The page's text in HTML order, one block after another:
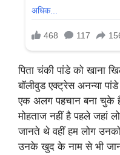
पिता चंकी पांडे को खाना
बॉलीवुड एक्ट्रेस अनन्या
एक अलग पहचान बना चुके
मोहताज नहीं है पहले जहां
जानते थे वहीं हम लोग
उनके खुद के नाम से भी